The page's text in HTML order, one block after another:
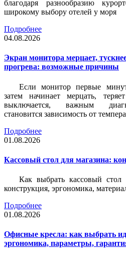
благодаря разнообразию
широкому выбору отелей у моря
Подробнее
04.08.2026
Экран монитора мерцает,
прогрева: возможные причины
Если монитор первые
затем начинает мерцать,
выключается, важным
становится зависимость от
Подробнее
01.08.2026
Кассовый стол для магазина:
Как выбрать кассовый стол
конструкция, эргономика,
Подробнее
01.08.2026
Офисные кресла: как выбрать
эргономика, параметры,